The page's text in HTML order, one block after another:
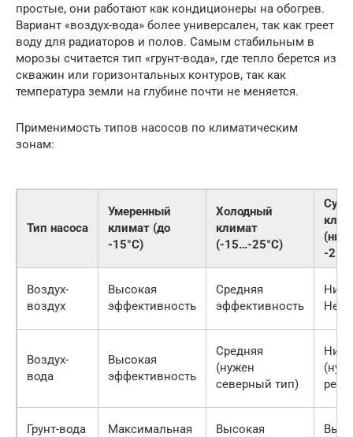
простые, они работают как кондиционеры на обогрев.
Вариант «воздух-вода» более универсален, так как греет
воду для радиаторов и полов. Самым стабильным в
морозы считается тип «грунт-вода», где тепло берется из
скважин или горизонтальных контуров, так как
температура земли на глубине почти не меняется.
Применимость типов насосов по климатическим
зонам:
Тип насоса
Умеренный
климат (до
-15°C)
Холодный
климат
(-15…-25°C)
-
Воздух-
воздух
Высокая
эффективность
Средняя
эффективность
Воздух-
вода
Высокая
эффективность
Средняя
(нужен
северный тип)
Грунт-вода Максимальная Высокая